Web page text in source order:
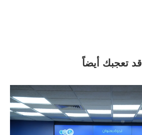
قد تعجبك أيضاً